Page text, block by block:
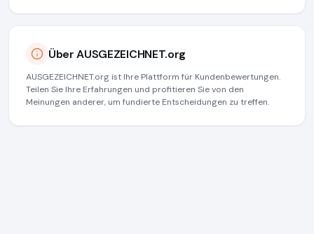
Über AUSGEZEICHNET.org
AUSGEZEICHNET.org ist Ihre Plattform für Kundenbewertungen.
Teilen Sie Ihre Erfahrungen und profitieren Sie von den
Meinungen anderer, um fundierte Entscheidungen zu treffen.